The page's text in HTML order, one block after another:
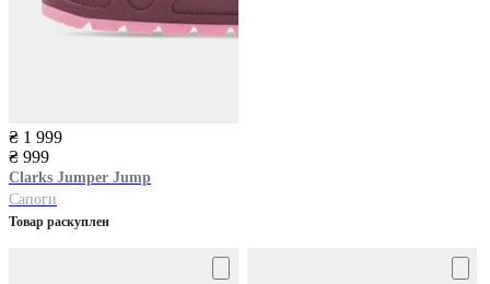
₴ 1 999
₴ 999
Clarks Jumper Jump
Сапоги
Товар раскуплен